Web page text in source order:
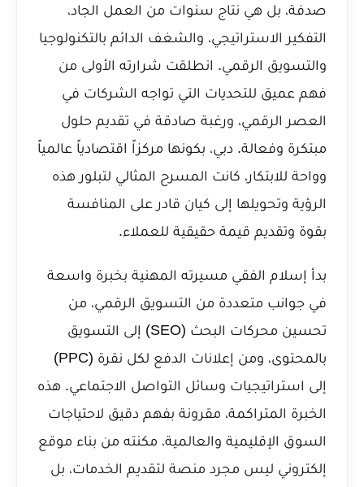
صدفة، بل هي نتاج سنوات من العمل الجاد،
التفكير الاستراتيجي، والشغف الدائم بالتكنولوجيا
والتسويق الرقمي. انطلقت شرارته الأولى من
فهم عميق للتحديات التي تواجه الشركات في
العصر الرقمي، ورغبة صادقة في تقديم حلول
مبتكرة وفعالة. دبي، بكونها مركزاً اقتصادياً عالمياً
وواحة للابتكار، كانت المسرح المثالي لتبلور هذه
الرؤية وتحويلها إلى كيان قادر على المنافسة
بقوة وتقديم قيمة حقيقية للعملاء.
بدأ إسلام الفقي مسيرته المهنية بخبرة واسعة
في جوانب متعددة من التسويق الرقمي، من
تحسين محركات البحث (SEO) إلى التسويق
بالمحتوى، ومن إعلانات الدفع لكل نقرة (PPC)
إلى استراتيجيات وسائل التواصل الاجتماعي. هذه
الخبرة المتراكمة، مقرونة بفهم دقيق لاحتياجات
السوق الإقليمية والعالمية، مكنته من بناء موقع
إلكتروني ليس مجرد منصة لتقديم الخدمات، بل